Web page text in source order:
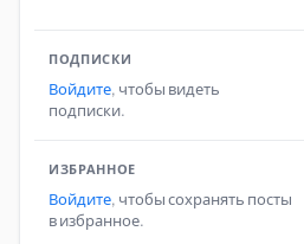
ПОДПИСКИ
Войдите, чтобы видеть
подписки.
ИЗБРАННОЕ
Войдите, чтобы сохранять посты
в избранное.